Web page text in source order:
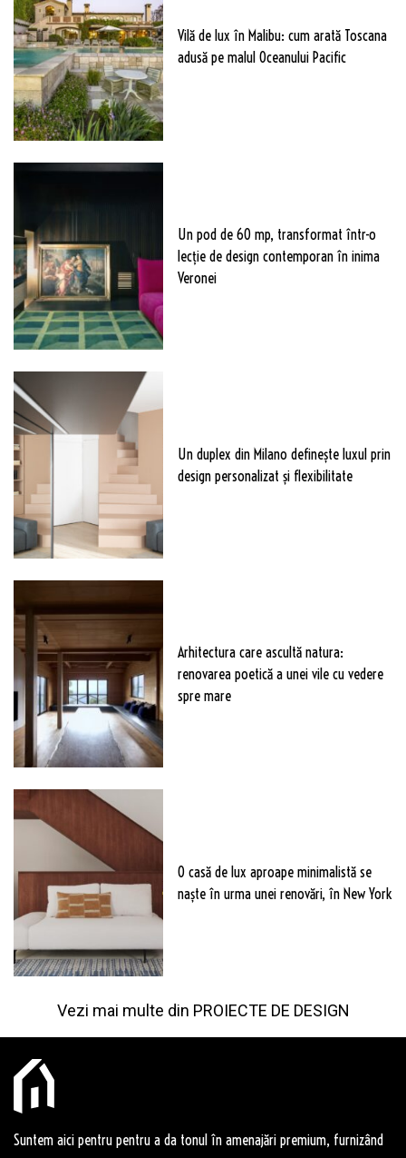
Vilă de lux în Malibu: cum arată Toscana
adusă pe malul Oceanului Pacific
Un pod de 60 mp, transformat într-o
lecție de design contemporan în inima
Veronei
Un duplex din Milano definește luxul prin
design personalizat și flexibilitate
Arhitectura care ascultă natura:
renovarea poetică a unei vile cu vedere
spre mare
O casă de lux aproape minimalistă se
naște în urma unei renovări, în New York
Vezi mai multe din PROIECTE DE DESIGN
Suntem aici pentru pentru a da tonul în amenajări premium, furnizând